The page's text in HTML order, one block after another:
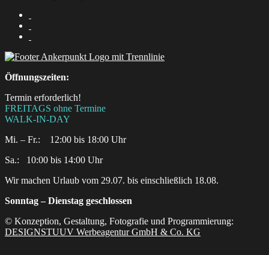
Öffnungszeiten:
Termin erforderlich!
FREITAGS ohne Termine
WALK-IN-DAY
Mi. – Fr.: 12:00 bis 18:00 Uhr
Sa.:‎ ‎ ‎ ‎10:00 bis 14:00 Uhr
Wir machen Urlaub vom 29.07. bis einschließlich 18.08.
Sonntag – Dienstag geschlossen
© Konzeption, Gestaltung, Fotografie und Programmierung:
DESIGNSTUUV Werbeagentur GmbH & Co. KG